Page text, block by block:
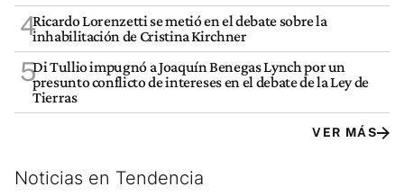
4Ricardo Lorenzetti se metió en el debate sobre la
inhabilitación de Cristina Kirchner
5Di Tullio impugnó a Joaquín Benegas Lynch por un
presunto conflicto de intereses en el debate de la Ley de
Tierras
VER MÁS
Noticias en Tendencia